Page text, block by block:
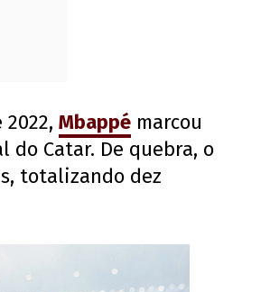
Mbappé marcou
Catar. De quebra, o
totalizando dez